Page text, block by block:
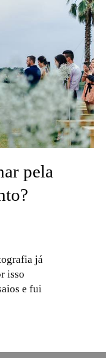
pela
já
isso
e fui